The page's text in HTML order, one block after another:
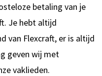
betaling van je
Je hebt altijd
van Flexcraft, er is altijd
geven wij met
vaklieden.